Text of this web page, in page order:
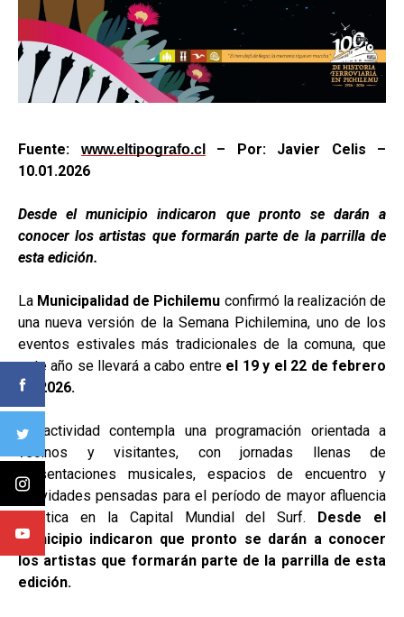
Fuente: www.eltipografo.cl
– Por: Javier Celis –
10.01.2026
Desde el municipio indicaron que pronto se darán a
conocer los artistas que formarán parte de la parrilla de
esta edición.
La Municipalidad de Pichilemu confirmó la realización de
una nueva versión de la Semana Pichilemina, uno de los
eventos estivales más tradicionales de la comuna, que
este año se llevará a cabo entre el 19 y el 22 de febrero
de 2026.
La actividad contempla una programación orientada a
vecinos y visitantes, con jornadas llenas de
presentaciones musicales, espacios de encuentro y
actividades pensadas para el período de mayor afluencia
turística en la Capital Mundial del Surf.
Desde el
municipio indicaron que pronto se darán a conocer
los artistas que formarán parte de la parrilla de esta
edición.